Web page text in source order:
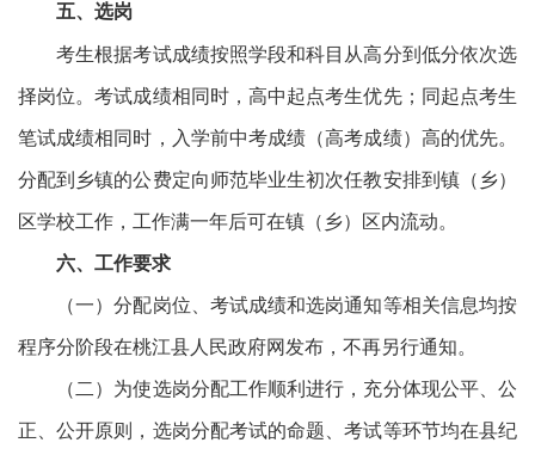
五、选岗
考生根据考试成绩按照学段和科目从高分到低分依次选
择岗位。考试成绩相同时，高中起点考生优先；同起点考生
笔试成绩相同时，入学前中考成绩（高考成绩）高的优先。
分配到乡镇的公费定向师范毕业生初次任教安排到镇（乡）
区学校工作，工作满一年后可在镇（乡）区内流动。
六、工作要求
（一）分配岗位、考试成绩和选岗通知等相关信息均按
程序分阶段在桃江县人民政府网发布，不再另行通知。
（二）为使选岗分配工作顺利进行，充分体现公平、公
正、公开原则，选岗分配考试的命题、考试等环节均在县纪